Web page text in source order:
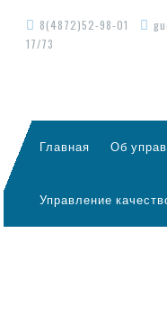
8(4872)52-98-01
17/73
Главная Об
Управление